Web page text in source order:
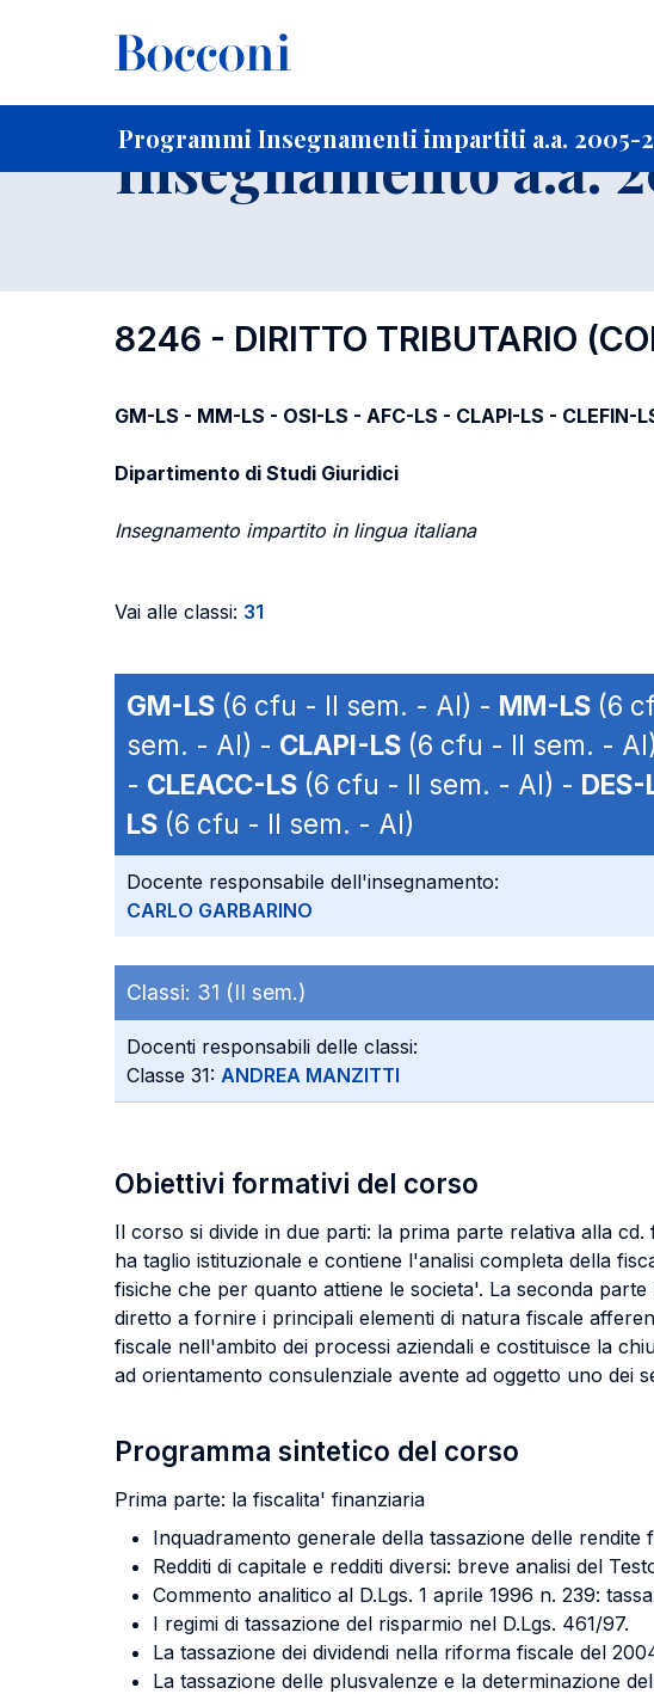
Programmi Insegnamenti impartiti a.a. 2005-
Home Per studenti iscritti
Insegnamento a.a.
8246 - DIRITTO TRIBUTARIO
GM-LS - MM-LS - OSI-LS - AFC-LS - CLAPI-LS - CLEFIN-
Dipartimento di Studi Giuridici
Insegnamento impartito in lingua italiana
Vai alle classi: 31
GM-LS (6 cfu - II sem. - AI) - MM-LS (6
sem. - AI) - CLAPI-LS (6 cfu - II sem. -
- CLEACC-LS (6 cfu - II sem. - AI) - DES-
LS (6 cfu - II sem. - AI)
Docente responsabile dell'insegnamento:
CARLO GARBARINO
Classi: 31 (II sem.)
Docenti responsabili delle classi:
Classe 31: ANDREA MANZITTI
Obiettivi formativi del corso
Il corso si divide in due parti: la prima parte relativa alla
ha taglio istituzionale e contiene l'analisi completa della
fisiche che per quanto attiene le societa'. La seconda
diretto a fornire i principali elementi di natura fiscale
fiscale nell'ambito dei processi aziendali e costituisce la
ad orientamento consulenziale avente ad oggetto uno dei
Programma sintetico del corso
Prima parte: la fiscalita' finanziaria
Inquadramento generale della tassazione delle
Redditi di capitale e redditi diversi: breve analisi del
Commento analitico al D.Lgs. 1 aprile 1996 n. 239:
I regimi di tassazione del risparmio nel D.Lgs. 461/97.
La tassazione dei dividendi nella riforma fiscale del
La tassazione delle plusvalenze e la determinazione